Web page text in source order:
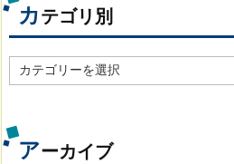
カテゴリ別
テ
別
アーカイブ